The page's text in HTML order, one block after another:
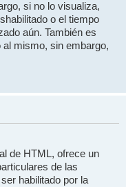
si no lo visualiza,
o el tiempo
aún. También es
mismo, sin embargo,
de HTML, ofrece un
de las
habilitado por la